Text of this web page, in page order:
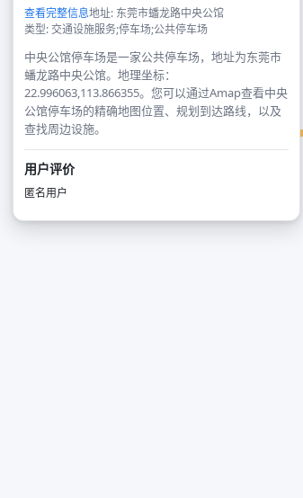
查看完整信息地址: 东莞市蟠龙路中央公馆
类型: 交通设施服务;停车场;公共停车场
中央公馆停车场是一家公共停车场，地址为东莞市
蟠龙路中央公馆。地理坐标：
22.996063,113.866355。您可以通过Amap查看中央
公馆停车场的精确地图位置、规划到达路线，以及
查找周边设施。
用户评价
匿名用户